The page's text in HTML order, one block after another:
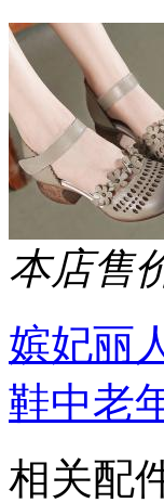
本店售
嫔妃丽
鞋中老
相关配